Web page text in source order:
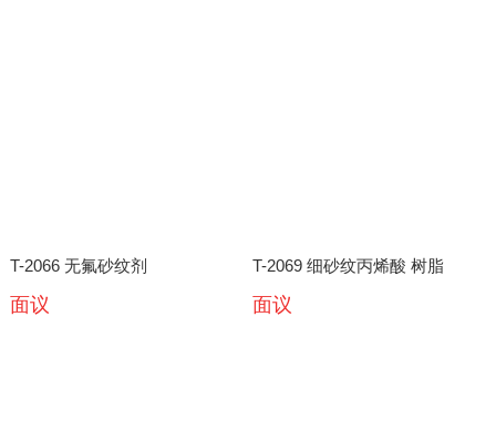
T-2066 无氟砂纹剂
面议
T-2069 细砂纹丙烯酸 树脂
面议